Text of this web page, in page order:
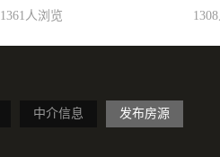
1361人浏览 1308
中介信息 发布房源